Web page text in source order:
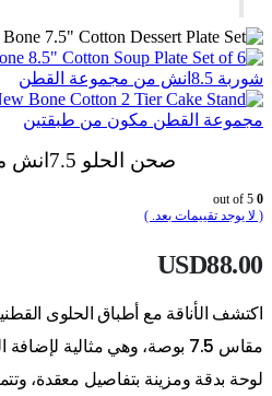
شوربة 8.5انش من مجموعة القطن
مجموعة القطن مكون من طبقتين
صحن الحلو 7.5انش من مجموعة القطن
0
( لا يوجد تقييمات بعد. )
USD88.00
اكتشف الأناقة مع أطباق الحلوى
مقاس 7.5 بوصة، وهي مثالية